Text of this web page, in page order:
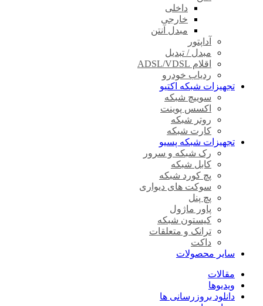
داخلی
خارجی
مبدل آنتن
آداپتور
مبدل / تبدیل
اقلام ADSL/VDSL
ردیاب خودرو
تجهیزات شبکه اکتیو
سوییچ شبکه
اکسس پوینت
روتر شبکه
کارت شبکه
تجهیزات شبکه پسیو
رک شبکه و سرور
کابل شبکه
پچ کورد شبکه
سوکت های دیواری
پچ پنل
پاور ماژول
کیستون شبکه
ترانک و متعلقات
داکت
سایر محصولات
مقالات
ویدیوها
دانلود بروزرسانی ها